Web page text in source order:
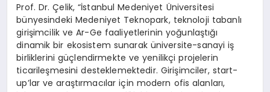
Prof. Dr. Çelik, “İstanbul Medeniyet Üniversitesi
bünyesindeki Medeniyet Teknopark, teknoloji tabanlı
girişimcilik ve Ar-Ge faaliyetlerinin yoğunlaştığı
dinamik bir ekosistem sunarak üniversite-sanayi iş
birliklerini güçlendirmekte ve yenilikçi projelerin
ticarileşmesini desteklemektedir. Girişimciler, start-
up’lar ve araştırmacılar için modern ofis alanları,